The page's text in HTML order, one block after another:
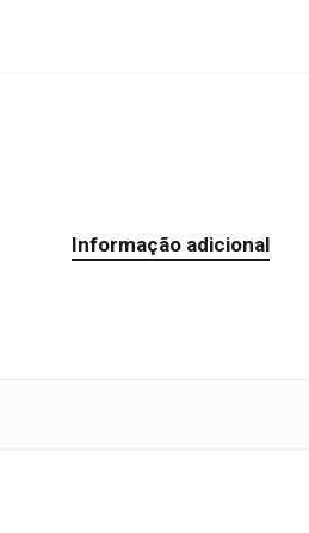
Informação adicional